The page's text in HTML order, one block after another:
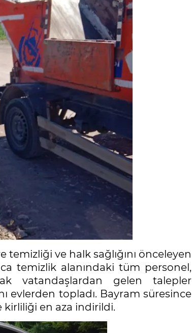
temizliği ve halk sağlığını önceleyen
temizlik alanındaki tüm personel,
vatandaşlardan gelen talepler
evlerden topladı. Bayram süresince
kirliliği en aza indirildi.